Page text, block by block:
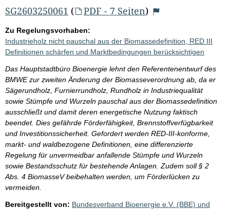
SG2603250061 ( PDF - 7 Seiten)
Zu Regelungsvorhaben:
Industrieholz nicht pauschal aus der Biomassedefinition, RED III
Definitionen schärfen und Marktbedingungen berücksichtigen
Das Hauptstadtbüro Bioenergie lehnt den Referentenentwurf des
BMWE zur zweiten Änderung der Biomasseverordnung ab, da er
Sägerundholz, Furnierrundholz, Rundholz in Industriequalität
sowie Stümpfe und Wurzeln pauschal aus der Biomassedefinition
ausschließt und damit deren energetische Nutzung faktisch
beendet. Dies gefährde Förderfähigkeit, Brennstoffverfügbarkeit
und Investitionssicherheit. Gefordert werden RED-III-konforme,
markt- und waldbezogene Definitionen, eine differenzierte
Regelung für unvermeidbar anfallende Stümpfe und Wurzeln
sowie Bestandsschutz für bestehende Anlagen. Zudem soll § 2
Abs. 4 BiomasseV beibehalten werden, um Förderlücken zu
vermeiden.
Bereitgestellt von: Bundesverband Bioenergie e.V. (BBE) und